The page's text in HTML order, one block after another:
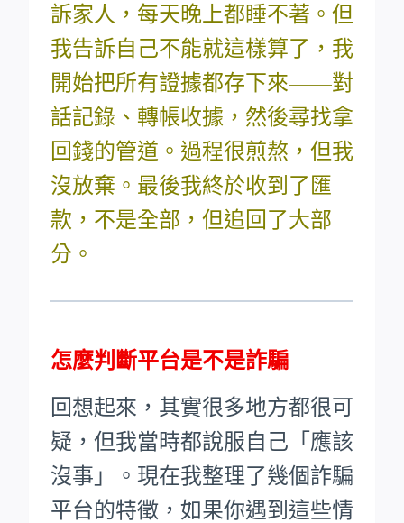
訴家人，每天晚上都睡不著。但
我告訴自己不能就這樣算了，我
開始把所有證據都存下來——對
話記錄、轉帳收據，然後尋找拿
回錢的管道。過程很煎熬，但我
沒放棄。最後我終於收到了匯
款，不是全部，但追回了大部
分。
怎麼判斷平台是不是詐騙
回想起來，其實很多地方都很可
疑，但我當時都說服自己「應該
沒事」。現在我整理了幾個詐騙
平台的特徵，如果你遇到這些情